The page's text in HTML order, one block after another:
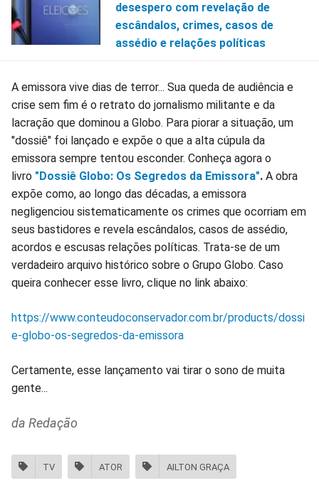
desespero com revelação de
escândalos, crimes, casos de
assédio e relações políticas
A emissora vive dias de terror... Sua queda de audiência e
crise sem fim é o retrato do jornalismo militante e da
lacração que dominou a Globo. Para piorar a situação, um
"dossiê" foi lançado e expõe o que a alta cúpula da
emissora sempre tentou esconder. Conheça agora o
livro "Dossiê Globo: Os Segredos da Emissora". A obra
expõe como, ao longo das décadas, a emissora
negligenciou sistematicamente os crimes que ocorriam em
seus bastidores e revela escândalos, casos de assédio,
acordos e escusas relações políticas. Trata-se de um
verdadeiro arquivo histórico sobre o Grupo Globo. Caso
queira conhecer esse livro, clique no link abaixo:
https://www.conteudoconservador.com.br/products/dossi
e-globo-os-segredos-da-emissora
Certamente, esse lançamento vai tirar o sono de muita
gente...
da Redação
TV ATOR AILTON GRAÇA